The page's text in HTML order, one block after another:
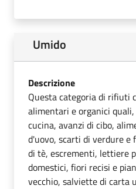
Umido
Descrizione
Questa categoria di rifiuti
alimentari e organici
cucina, avanzi di cibo,
d'uovo, scarti di verdure
di tè, escrementi, lettiere
domestici, fiori recisi e
vecchio, salviette di carta